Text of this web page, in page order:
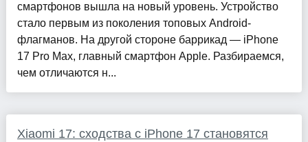
смартфонов вышла на новый уровень. Устройство
стало первым из поколения топовых Android-
флагманов. На другой стороне баррикад — iPhone
17 Pro Max, главный смартфон Apple. Разбираемся,
чем отличаются н...
Xiaomi 17: сходства с iPhone 17 становятся